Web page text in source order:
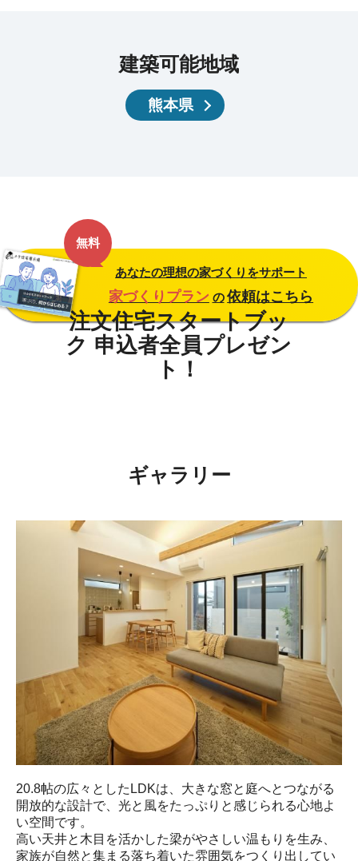
建築可能地域
熊本県
無料
あなたの理想の家づくりをサポート
家づくりプラン の 依頼はこちら
ギャラリー
20.8帖の広々としたLDKは、大きな窓と庭へとつながる
開放的な設計で、光と風をたっぷりと感じられる心地よ
い空間です。
高い天井と木目を活かした梁がやさしい温もりを生み、
家族が自然と集まる落ち着いた雰囲気をつくり出してい